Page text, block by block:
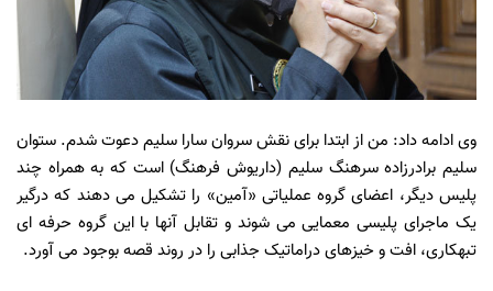
وی ادامه داد: من از ابتدا برای نقش سروان سارا سلیم دعوت شدم. ستوان
سلیم برادرزاده سرهنگ سلیم (داریوش فرهنگ) است که به همراه چند
پلیس دیگر، اعضای گروه عملیاتی «آمین» را تشکیل می دهند که درگیر
یک ماجرای پلیسی معمایی می شوند و تقابل آنها با این گروه حرفه ای
تبهکاری، افت و خیزهای دراماتیک جذابی را در روند قصه بوجود می آورد.